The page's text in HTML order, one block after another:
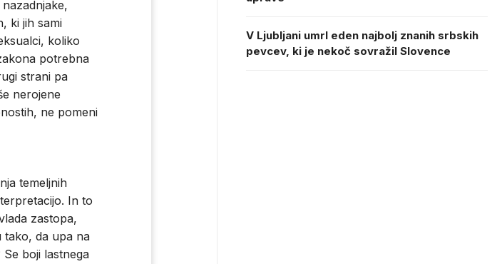
ki jih sami
koliko
potrebna
strani pa
nerojene
ne pomeni
temeljnih
In to
zastopa,
tako, da upa na
boji lastnega
V Ljubljani umrl eden najbolj znanih srbskih
pevcev, ki je nekoč sovražil Slovence